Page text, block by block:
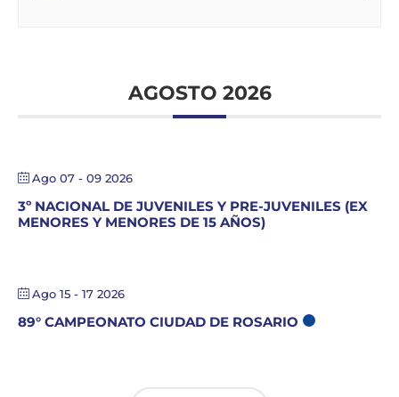
AGOSTO 2026
Ago 07 - 09 2026
3º NACIONAL DE JUVENILES Y PRE-JUVENILES (EX
MENORES Y MENORES DE 15 AÑOS)
Ago 15 - 17 2026
89° CAMPEONATO CIUDAD DE ROSARIO